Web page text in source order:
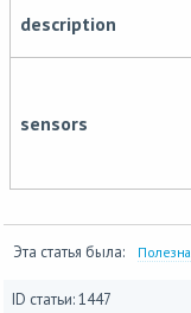
description
sensors
Эта статья была: Полезна
ID статьи: 1447